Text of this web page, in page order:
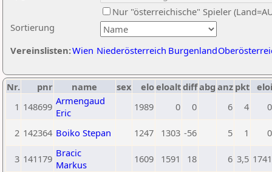
Sortierung
Nur "österreichische" Spieler
Vereinslisten:Wien Niederösterreich Burgenland
Nr. pnr name sex eloeloaltdiffabg anz pkt eloi
1 148699 Armengaud
Eric
1989 0 0 6 4 0
2 142364 Boiko Stepan 1247 1303 -56 5 1 0
3 141179 Bracic
Markus
1609 1591 18 6 3,5 1741